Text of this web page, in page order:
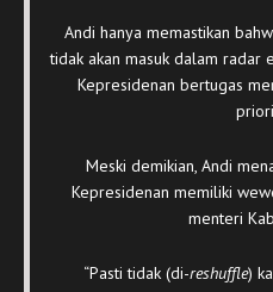
Andi hanya memastikan
tidak akan masuk dalam radar
Kepresidenan bertugas
Meski demikian, Andi
Kepresidenan memiliki
menteri
“Pasti tidak (di-reshuffle)